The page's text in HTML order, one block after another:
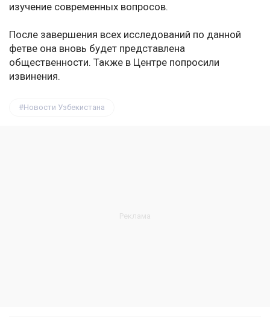
изучение современных вопросов.
После завершения всех исследований по данной
фетве она вновь будет представлена
общественности. Также в Центре попросили
извинения.
Новости Узбекистана